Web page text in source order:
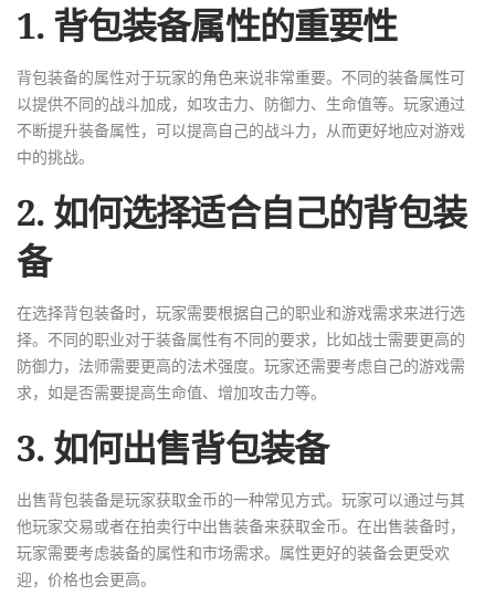
1. 背包装备属性的重要性
背包装备的属性对于玩家的角色来说非常重要。不同的装备属性可
以提供不同的战斗加成，如攻击力、防御力、生命值等。玩家通过
不断提升装备属性，可以提高自己的战斗力，从而更好地应对游戏
中的挑战。
2. 如何选择适合自己的背包装
备
在选择背包装备时，玩家需要根据自己的职业和游戏需求来进行选
择。不同的职业对于装备属性有不同的要求，比如战士需要更高的
防御力，法师需要更高的法术强度。玩家还需要考虑自己的游戏需
求，如是否需要提高生命值、增加攻击力等。
3. 如何出售背包装备
出售背包装备是玩家获取金币的一种常见方式。玩家可以通过与其
他玩家交易或者在拍卖行中出售装备来获取金币。在出售装备时，
玩家需要考虑装备的属性和市场需求。属性更好的装备会更受欢
迎，价格也会更高。